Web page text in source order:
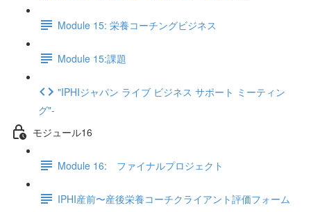
Module 15: 栄養コーチングビジネス
Module 15:課題
"IPHIジャパン ライブ ビジネス サポート ミーティン
グ"-
モジュール16
Module 16: ファイナルプロジェクト
IPHI産前〜産後栄養コーチクライアント評価フォーム